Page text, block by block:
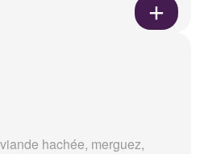
hachée, merguez,